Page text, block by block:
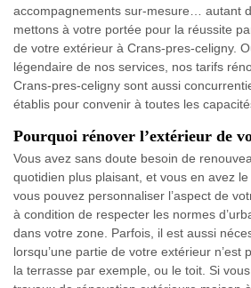
accompagnements sur-mesure… autant
mettons à votre portée pour la réussite
de votre extérieur à Crans-pres-celigny.
légendaire de nos services, nos tarifs
Crans-pres-celigny sont aussi
établis pour convenir à toutes les
Pourquoi rénover l’extérieur de
Vous avez sans doute besoin de
quotidien plus plaisant, et vous en avez le
vous pouvez personnaliser l’aspect de
à condition de respecter les normes
dans votre zone. Parfois, il est aussi
lorsqu’une partie de votre extérieur n’est
la terrasse par exemple, ou le toit. Si